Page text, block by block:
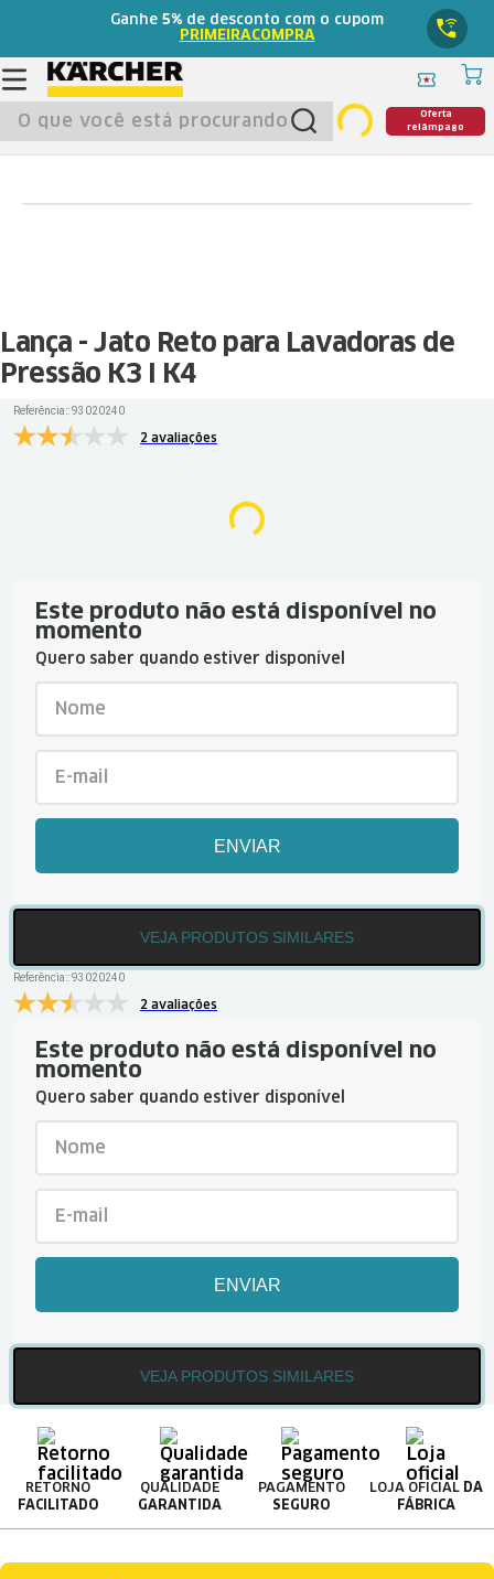
Ganhe 5% de desconto com o cupom
PRIMEIRACOMPRA
O que você está procurando?
Oferta
relâmpago
Lança - Jato Reto para Lavadoras de
Pressão K3 I K4
Referência::93020240
2 avaliações
Este produto não está disponível no
momento
Quero saber quando estiver disponível
ENVIAR
VEJA PRODUTOS SIMILARES
Referência::93020240
2 avaliações
Este produto não está disponível no
momento
Quero saber quando estiver disponível
ENVIAR
VEJA PRODUTOS SIMILARES
RETORNO
FACILITADO
QUALIDADE
GARANTIDA
PAGAMENTO
SEGURO
LOJA OFICIAL DA
FÁBRICA